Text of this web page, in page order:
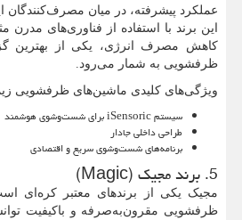
عملکرد پیشرفته، در میان مصرف‌کنندگان
این برند با استفاده از فناوری‌های مدرن
کاهش مصرف انرژی، یکی از بهترین
ظرفشویی به شمار می‌رود.
ویژگی‌های کلیدی ماشین‌های ظرفشویی
سیستمiSensoricبرای شست‌وشوی هوشمند
طراحی داخلی جادار
برنامه‌های شست‌وشوی سریع و اقتصادی
5. برند مجیک ( Magic
)
مجیک یکی از برندهای معتبر کره‌ای
ظرفشویی مقرون‌به‌صرفه و باکیفیت